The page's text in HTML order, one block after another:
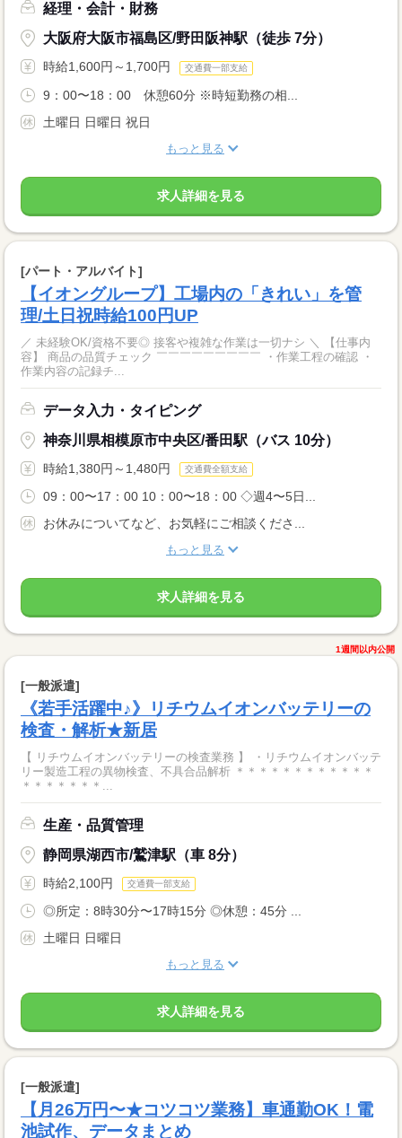
経理・会計・財務
大阪府大阪市福島区/野田阪神駅（徒歩 7分）
時給1,600円～1,700円 交通費一部支給
9：00〜18：00 休憩60分 ※時短勤務の相...
土曜日 日曜日 祝日
もっと見る
求人詳細を見る
[パート・アルバイト]
【イオングループ】工場内の「きれい」を管
理/土日祝時給100円UP
／ 未経験OK/資格不要◎ 接客や複雑な作業は一切ナシ ＼ 【仕事内
容】 商品の品質チェック ￣￣￣￣￣￣￣￣￣ ・作業工程の確認 ・
作業内容の記録チ...
データ入力・タイピング
神奈川県相模原市中央区/番田駅（バス 10分）
時給1,380円～1,480円 交通費全額支給
09：00〜17：00 10：00〜18：00 ◇週4〜5日...
お休みについてなど、お気軽にご相談くださ...
もっと見る
求人詳細を見る
1週間以内公開
[一般派遣]
《若手活躍中♪》リチウムイオンバッテリーの
検査・解析★新居
【 リチウムイオンバッテリーの検査業務 】 ・リチウムイオンバッテ
リー製造工程の異物検査、不具合品解析 ＊＊＊＊＊＊＊＊＊＊＊＊
＊＊＊＊＊＊＊...
生産・品質管理
静岡県湖西市/鷲津駅（車 8分）
時給2,100円 交通費一部支給
◎所定：8時30分〜17時15分 ◎休憩：45分 ...
土曜日 日曜日
もっと見る
求人詳細を見る
[一般派遣]
【月26万円〜★コツコツ業務】車通勤OK！電
池試作、データまとめ